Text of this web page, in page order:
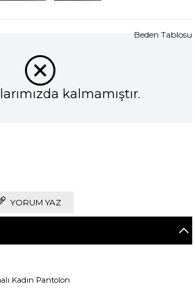
kalmamıştır.
Beden Tablosu
YORUM YAZ
Kadın Pantolon